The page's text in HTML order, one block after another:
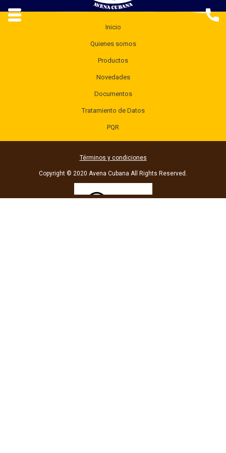
Inicio
Quienes somos
Productos
Novedades
Documentos
Tratamiento de Datos
PQR
Términos y condiciones
Copyright © 2020 Avena Cubana All Rights Reserved.